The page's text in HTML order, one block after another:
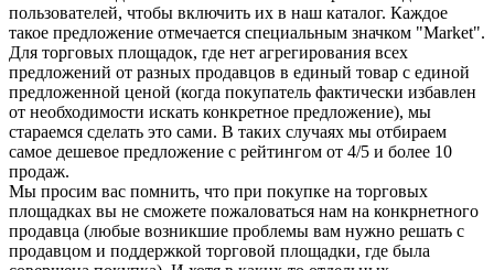
пользователей, чтобы включить их в наш каталог. Каждое
такое предложение отмечается специальным значком "Market".
Для торговых площадок, где нет агрегирования всех
предложений от разных продавцов в единый товар с единой
предложенной ценой (когда покупатель фактически избавлен
от необходимости искать конкретное предложение), мы
стараемся сделать это сами. В таких случаях мы отбираем
самое дешевое предложение с рейтингом от 4/5 и более 10
продаж.
Мы просим вас помнить, что при покупке на торговых
площадках вы не сможете пожаловаться нам на конкрнетного
продавца (любые возникшие проблемы вам нужно решать с
продавцом и поддержкой торговой площадки, где была